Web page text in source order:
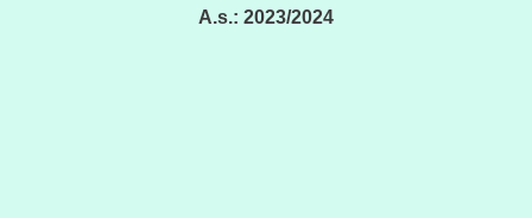
A.s.: 2023/2024